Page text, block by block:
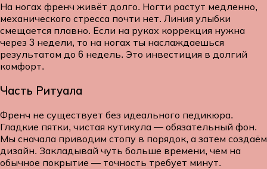
На ногах френч живёт долго. Ногти растут медленно,
механического стресса почти нет. Линия улыбки
смещается плавно. Если на руках коррекция нужна
через 3 недели, то на ногах ты наслаждаешься
результатом до 6 недель. Это инвестиция в долгий
комфорт.
Часть Ритуала
Френч не существует без идеального педикюра.
Гладкие пятки, чистая кутикула — обязательный фон.
Мы сначала приводим стопу в порядок, а затем создаём
дизайн. Закладывай чуть больше времени, чем на
обычное покрытие — точность требует минут.